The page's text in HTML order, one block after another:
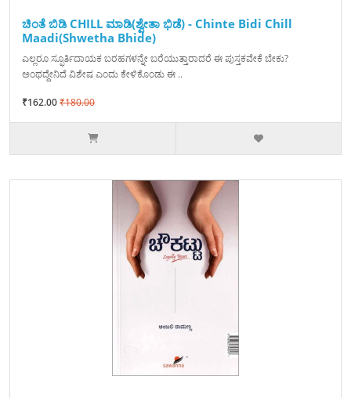
ಚಿಂತೆ ಬಿಡಿ CHILL ಮಾಡಿ(ಶ್ವೇತಾ ಭಿಡೆ) - Chinte Bidi Chill
Maadi(Shwetha Bhide)
ಎಲ್ಲರೂ ಸ್ಫೂರ್ತಿದಾಯಕ ಬರಹಗಳನ್ನೇ ಬರೆಯುತ್ತಾರಾದರೆ ಈ ಪುಸ್ತಕವೇಕೆ ಬೇಕು?
ಅಂಥದ್ದೇನಿದೆ ವಿಶೇಷ ಎಂದು ಕೇಳಿಕೊಂಡು ಈ ..
₹162.00₹180.00